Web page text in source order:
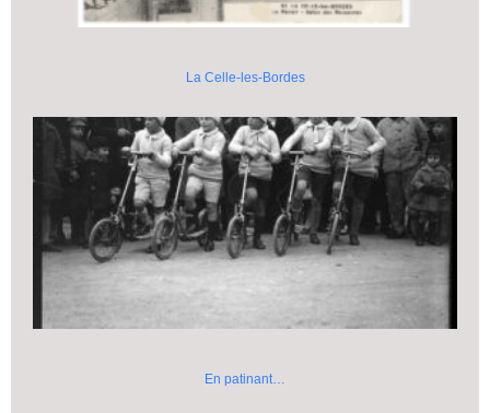
La Celle-les-Bordes
En patinant…